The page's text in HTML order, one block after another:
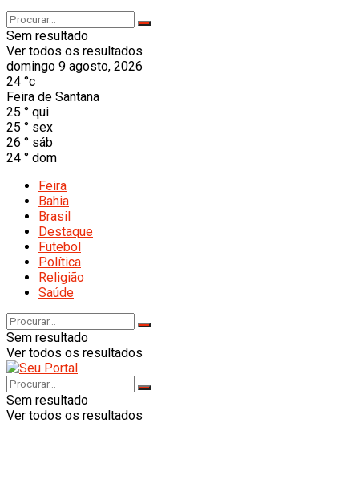
Sem resultado
Ver todos os resultados
domingo 9 agosto, 2026
24 °c
Feira de Santana
25 ° qui
25 ° sex
26 ° sáb
24 ° dom
Feira
Bahia
Brasil
Destaque
Futebol
Política
Religião
Saúde
Sem resultado
Ver todos os resultados
Sem resultado
Ver todos os resultados